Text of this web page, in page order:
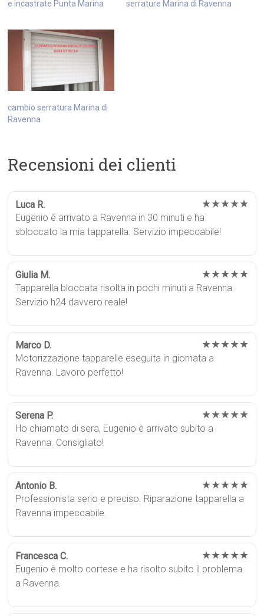
e incastrate Punta Marina serrature Marina di Ravenna
cambio serratura Marina di
Ravenna
Recensioni dei clienti
Luca R. ★★★★★
Eugenio è arrivato a Ravenna in 30 minuti e ha
sbloccato la mia tapparella. Servizio impeccabile!
Giulia M. ★★★★★
Tapparella bloccata risolta in pochi minuti a Ravenna.
Servizio h24 davvero reale!
Marco D. ★★★★★
Motorizzazione tapparelle eseguita in giornata a
Ravenna. Lavoro perfetto!
Serena P. ★★★★★
Ho chiamato di sera, Eugenio è arrivato subito a
Ravenna. Consigliato!
Antonio B. ★★★★★
Professionista serio e preciso. Riparazione tapparella a
Ravenna impeccabile.
Francesca C. ★★★★★
Eugenio è molto cortese e ha risolto subito il problema
a Ravenna.